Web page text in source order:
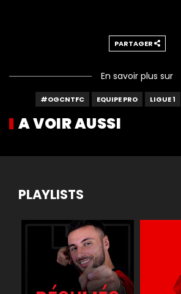
PARTAGER
En savoir plus sur
#OGCNTFC EQUIPE PRO LIGUE 1
A VOIR AUSSI
PLAYLISTS
Buts